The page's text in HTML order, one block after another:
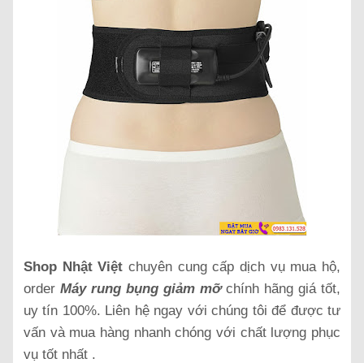
Shop Nhật Việt chuyên cung cấp dịch vụ mua hộ,
order Máy rung bụng giảm mỡchính hãng giá tốt,
uy tín 100%. Liên hệ ngay với chúng tôi để được tư
vấn và mua hàng nhanh chóng với chất lượng phục
vụ tốt nhất .